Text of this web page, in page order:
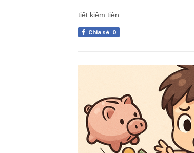
tiết kiệm tièn
Chia sẻ 0